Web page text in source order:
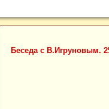
Беседа с В.Игруновым.